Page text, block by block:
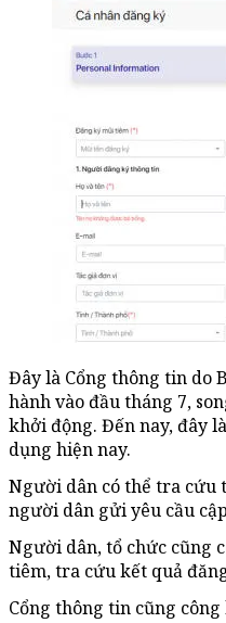
Đây là Cổng thông tin do
hành vào đầu tháng 7,
khởi động. Đến nay, đây
dụng hiện nay.
Người dân có thể tra cứu
người dân gửi yêu cầu
Người dân, tổ chức cũng
tiêm, tra cứu kết quả
Cổng thông tin cũng